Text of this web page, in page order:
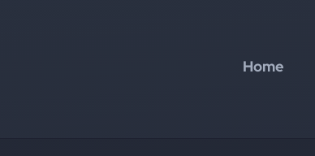
Home